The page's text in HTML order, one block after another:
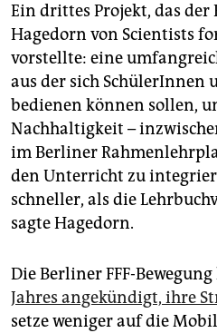
Ein drittes Projekt, das der
Hagedorn von Scientists
vorstellte: eine
aus der sich SchülerInnen
bedienen können sollen,
Nachhaltigkeit –
im Berliner
den Unterricht zu
schneller, als die
sagte Hagedorn.
Die Berliner FFF-
Jahres angekündigt, ihre
setze weniger auf die